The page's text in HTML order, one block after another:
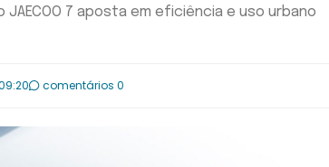
JAECOO 7 aposta em eficiência e uso urbano
comentários 0